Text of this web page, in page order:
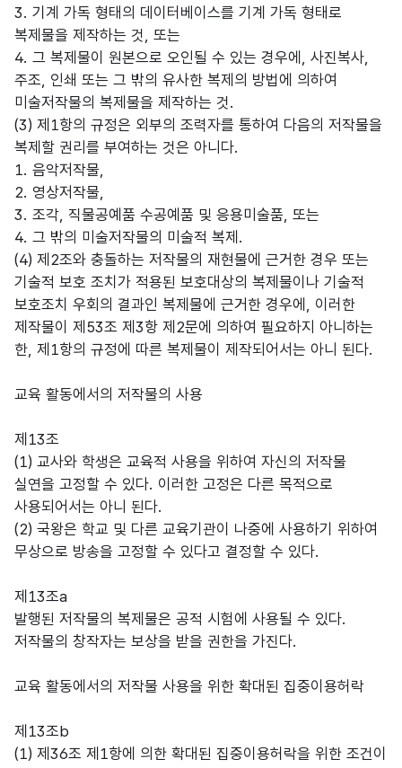
3. 기계 가독 형태의 데이터베이스를 기계 가독 형태로
복제물을 제작하는 것, 또는
4. 그 복제물이 원본으로 오인될 수 있는 경우에, 사진복사,
주조, 인쇄 또는 그 밖의 유사한 복제의 방법에 의하여
미술저작물의 복제물을 제작하는 것.
(3) 제1항의 규정은 외부의 조력자를 통하여 다음의 저작물을
복제할 권리를 부여하는 것은 아니다.
1. 음악저작물,
2. 영상저작물,
3. 조각, 직물공예품 수공예품 및 응용미술품, 또는
4. 그 밖의 미술저작물의 미술적 복제.
(4) 제2조와 충돌하는 저작물의 재현물에 근거한 경우 또는
기술적 보호 조치가 적용된 보호대상의 복제물이나 기술적
보호조치 우회의 결과인 복제물에 근거한 경우에, 이러한
제작물이 제53조 제3항 제2문에 의하여 필요하지 아니하는
한, 제1항의 규정에 따른 복제물이 제작되어서는 아니 된다.
교육 활동에서의 저작물의 사용
제13조
(1) 교사와 학생은 교육적 사용을 위하여 자신의 저작물
실연을 고정할 수 있다. 이러한 고정은 다른 목적으로
사용되어서는 아니 된다.
(2) 국왕은 학교 및 다른 교육기관이 나중에 사용하기 위하여
무상으로 방송을 고정할 수 있다고 결정할 수 있다.
제13조a
발행된 저작물의 복제물은 공적 시험에 사용될 수 있다.
저작물의 창작자는 보상을 받을 권한을 가진다.
교육 활동에서의 저작물 사용을 위한 확대된 집중이용허락
제13조b
(1) 제36조 제1항에 의한 확대된 집중이용허락을 위한 조건이